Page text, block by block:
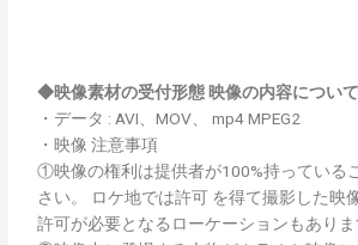
◆映像素材の受付形態 映像の内容について
・データ : AVI、MOV、 mp4 MPEG2
・映像 注意事項
①映像の権利は提供者が100%持っている
さい。 ロケ地では許可 を得て撮影した映
許可が必要となるローケーションもあり